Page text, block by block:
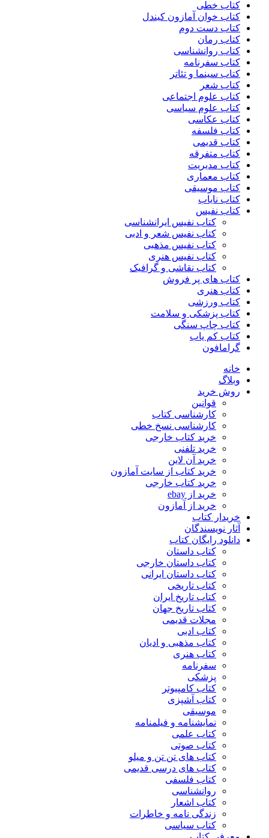
کتاب خطی
کتاب خوان آمازون کیندل
کتاب دست دوم
کتاب رمان
کتاب روانشناسی
کتاب سفرنامه
کتاب سینما و تئاتر
کتاب شعر
کتاب علوم اجتماعی
کتاب علوم سیاسی
کتاب عکاسی
کتاب فلسفه
کتاب قدیمی
کتاب متفرقه
کتاب مدیریت
کتاب معماری
کتاب موسیقی
کتاب نایاب
کتاب نفیس
کتاب نفیس ایرانشناسی
کتاب نفیس شعر و ادبی
کتاب نفیس مذهبی
کتاب نفیس هنری
کتاب نقاشی و گرافیک
کتاب های پر فروش
کتاب هنری
کتاب ورزشی
کتاب پزشکی و سلامت
کتاب چاپ سنگی
کتاب کم یاب
گرامافون
خانه
وبلاگ
روش خرید
قوانین
کارشناسی کتاب
کارشناسی نسخ خطی
خرید کتاب خارجی
خرید تلفنی
خرید آن لاین
خرید کتاب از سایت آمازون
خرید کتاب خارجی
خرید از ebay
خرید از آمازون
خریدار کتاب
آثار نویسندگان
دانلود رایگان کتاب
کتاب داستان
کتاب داستان خارجی
کتاب داستان ایرانی
کتاب تاریخی
کتاب تاریخ ایران
کتاب تاریخ جهان
مجلات قدیمی
کتاب ادبی
کتاب مذهبی و ادیان
کتاب هنری
سفرنامه
پزشکی
کتاب کامپیوتر
کتاب آشپزی
موسیقی
نمایشنامه و فیلمنامه
کتاب علمی
کتاب صوتی
کتاب های تن تن و میلو
کتاب های درسی قدیمی
کتاب فلسفی
روانشناسی
کتاب اشعار
زندگی نامه و خاطرات
کتاب سیاسی